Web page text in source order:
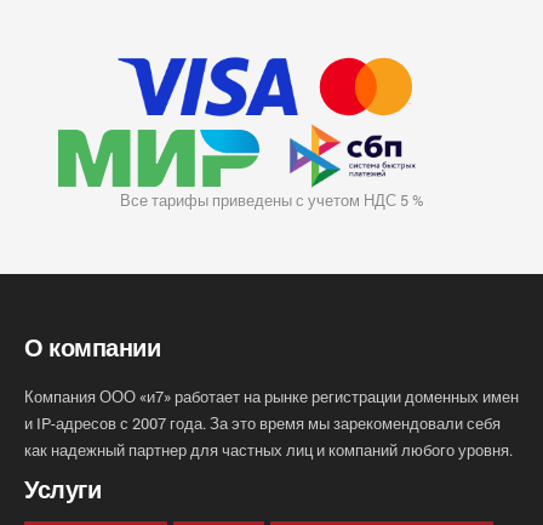
Все тарифы приведены с учетом НДС 5 %
О компании
Компания ООО «и7» работает на рынке регистрации доменных имен
и IP-адресов с 2007 года. За это время мы зарекомендовали себя
как надежный партнер для частных лиц и компаний любого уровня.
Услуги